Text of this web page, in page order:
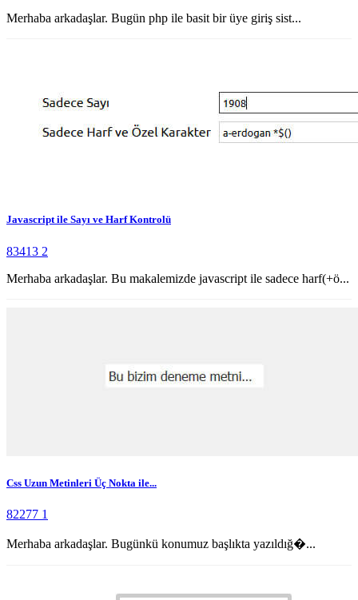
Merhaba arkadaşlar. Bugün php ile basit bir üye giriş sist...
Javascript ile Sayı ve Harf Kontrolü
83413 2
Merhaba arkadaşlar. Bu makalemizde javascript ile sadece harf(+ö...
Css Uzun Metinleri Üç Nokta ile...
82277 1
Merhaba arkadaşlar. Bugünkü konumuz başlıkta yazıldığ�...